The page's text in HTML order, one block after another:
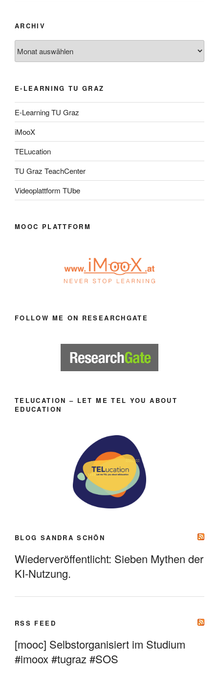
ARCHIV
E-LEARNING TU GRAZ
E-Learning TU Graz
iMooX
TELucation
TU Graz TeachCenter
Videoplattform TUbe
MOOC PLATTFORM
FOLLOW ME ON RESEARCHGATE
TELUCATION – LET ME TEL YOU ABOUT
EDUCATION
BLOG SANDRA SCHÖN
Wiederveröffentlicht: Sieben Mythen der
KI-Nutzung.
RSS FEED
[mooc] Selbstorganisiert im Studium
#imoox #tugraz #SOS